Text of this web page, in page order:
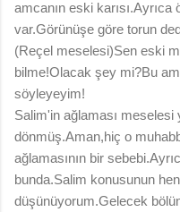
amcanın eski karısı.Ayrıca
var.Görünüşe göre torun
(Reçel meselesi)Sen eski
bilme!Olacak şey mi?Bu
söyleyeyim!
Salim'in ağlaması
dönmüş.Aman,hiç o
ağlamasının bir
bunda.Salim konusunun
düşünüyorum.Gelecek